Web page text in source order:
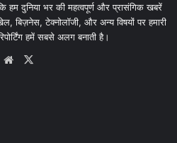
हम दुनिया भर की महत्वपूर्ण और प्रासंगिक खबरें
बिज़नेस, टेक्नोलॉजी, और अन्य विषयों पर हमारी
हमें सबसे अलग बनाती है।
Website